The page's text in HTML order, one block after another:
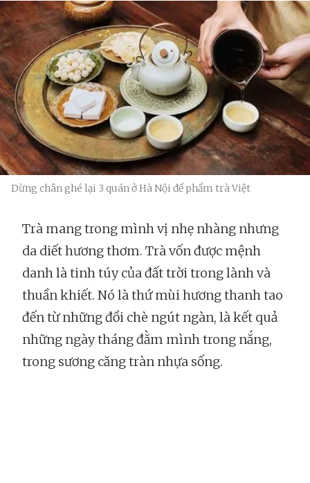
Dừng chân ghé lại 3 quán ở Hà Nội để phẩm trà Việt
Trà mang trong mình vị nhẹ nhàng nhưng
da diết hương thơm. Trà vốn được mệnh
danh là tinh túy của đất trời trong lành và
thuần khiết. Nó là thứ mùi hương thanh tao
đến từ những đồi chè ngút ngàn, là kết quả
những ngày tháng đằm mình trong nắng,
trong sương căng tràn nhựa sống.